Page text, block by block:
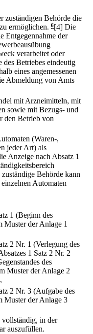
zuständigen Behörde die
ermöglichen. 6[4] Die
Entgegennahme der
verarbeitet oder
des Betriebes eindeutig
eines angemessenen
Abmeldung von Amts
mit Arzneimitteln, mit
sowie mit Bezugs- und
den Betrieb von
(Waren-,
jeder Art) als
Anzeige nach Absatz 1
Behörde kann
Automaten
1 (Beginn des
Muster der Anlage 1
2 Nr. 1 (Verlegung des
1 Satz 2 Nr. 2
des
Muster der Anlage 2
2 Nr. 3 (Aufgabe des
Muster der Anlage 3
in der
auszufüllen.